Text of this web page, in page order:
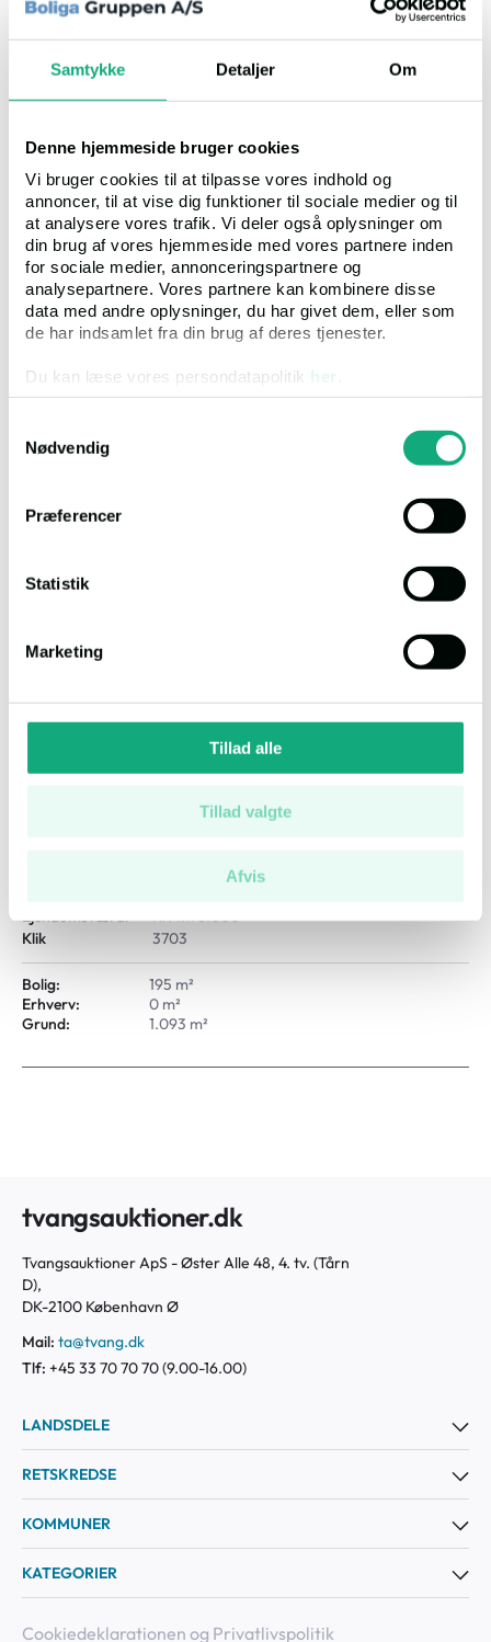
Samtykke Detaljer Om
Denne hjemmeside bruger cookies
Vi bruger cookies til at tilpasse vores indhold og
annoncer, til at vise dig funktioner til sociale medier og til
at analysere vores trafik. Vi deler også oplysninger om
din brug af vores hjemmeside med vores partnere inden
for sociale medier, annonceringspartnere og
analysepartnere. Vores partnere kan kombinere disse
data med andre oplysninger, du har givet dem, eller som
de har indsamlet fra din brug af deres tjenester.
Du kan læse vores persondatapolitik her
Nødvendig
Præferencer
Statistik
Marketing
Tillad alle
Tillad valgte
Afvis
Frivillig auktion over Elsdyrvej 26, 7100 Vejle
Salgsopstilling
Auktion
Ejendomsværdi
Kr. 1.200.000
Klik
405
Bolig:
Villa
Ejendomsværdi
Kr. 1.178.000
Klik
3703
Bolig:
195 m²
Erhverv:
0 m²
Grund:
1.093 m²
tvangsauktioner.dk
Tvangsauktioner ApS - Øster Alle 48, 4. tv. (Tårn
D),
DK-2100 København Ø
Mail: ta@tvang.dk
Tlf: +45 33 70 70 70 (9.00-16.00)
LANDSDELE
RETSKREDSE
KOMMUNER
KATEGORIER
Cookiedeklarationen og Privatlivspolitik